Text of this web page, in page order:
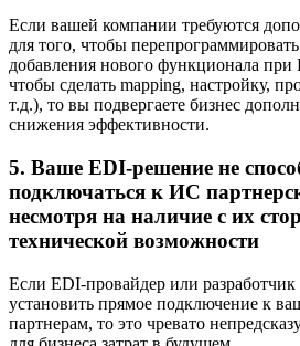
Если вашей компании требуются
для того, чтобы
добавления нового функционала при
чтобы сделать mapping, настройку,
т.д.), то вы подвергаете бизнес
снижения эффективности.
5. Ваше EDI-решение не
подключаться к ИС
несмотря на наличие с их
технической возможности
Если EDI-провайдер или
установить прямое подключение к
партнерам, то это чревато